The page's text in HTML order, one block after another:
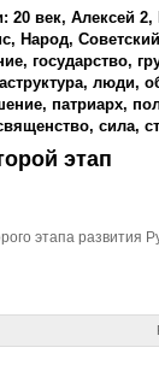
20 век, Алексей 2,
, Народ,
, государство,
, люди,
, патриарх,
, сила,
этап
этапа развития